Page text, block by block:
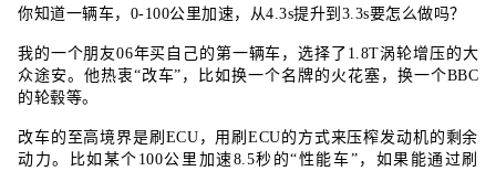
你知道一辆车，0-100公里加速，从4.3s提升到3.3s要怎么做吗？
我的一个朋友06年买自己的第一辆车，选择了1.8T涡轮增压的大
众途安。他热衷“改车”，比如换一个名牌的火花塞，换一个BBC
的轮毂等。
改车的至高境界是刷ECU，用刷ECU的方式来压榨发动机的剩余
动力。比如某个100公里加速8.5秒的“性能车”，如果能通过刷